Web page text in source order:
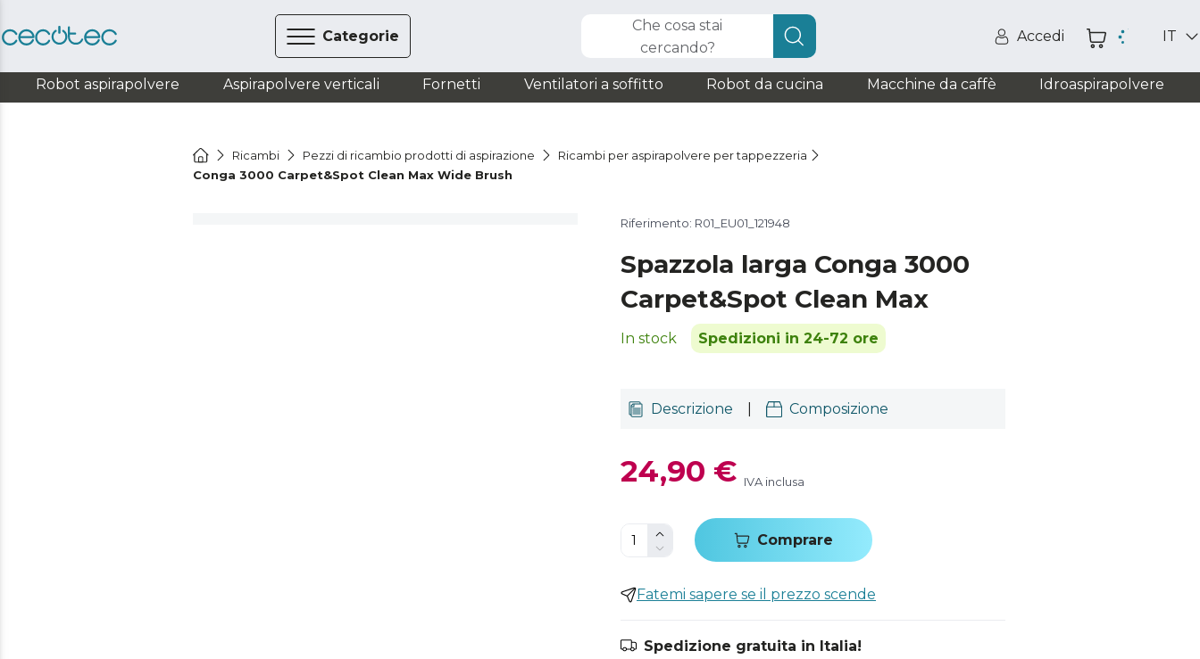
Categorie
Che cosa stai
cercando?
Accedi IT
Robot aspirapolvere Aspirapolvere verticali Fornetti Ventilatori a soffitto Robot da cucina Macchine da caffè Idroaspirapolvere
Ricambi Pezzi di ricambio prodotti di aspirazione
Ricambi per aspirapolvere per tappezzeria
Conga 3000 Carpet&Spot Clean Max Wide Brush
Riferimento: R01_EU01_121948
Spazzola larga Conga 3000
Carpet&Spot Clean Max
In stock Spedizioni in 24-72 ore
Descrizione Composizione
24,90 € IVA inclusa
Comprare
Fatemi sapere se il prezzo scende
Spedizione gratuita in Italia!